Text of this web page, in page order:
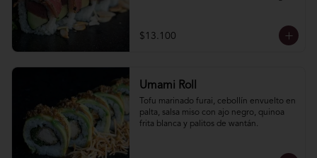
$13.100
Umami Roll
Tofu marinado furai, cebollín envuelto en
palta, salsa miso con ajo negro, quinoa
frita blanca y palitos de wantán.